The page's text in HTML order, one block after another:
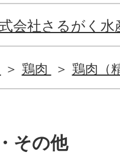
会社さるがく水
鶏肉 鶏肉（
その他